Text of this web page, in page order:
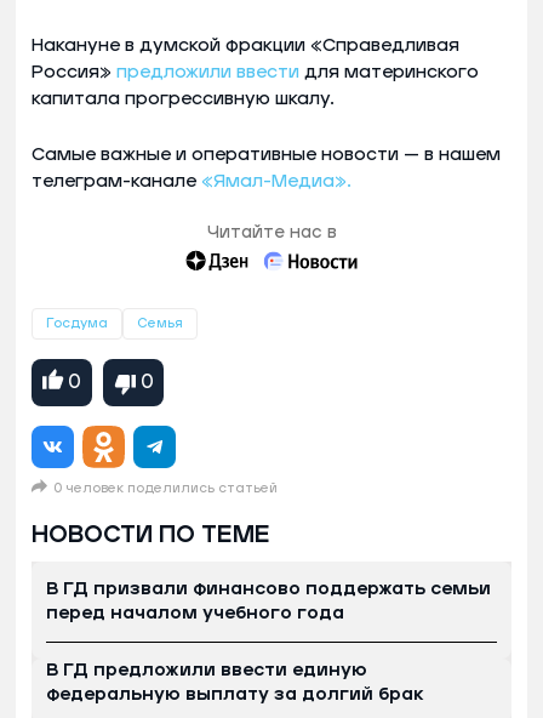
Накануне в думской фракции «Справедливая
Россия» предложили ввести для материнского
капитала прогрессивную шкалу.
Самые важные и оперативные новости — в нашем
телеграм-канале «Ямал-Медиа».
Читайте нас в
Госдума Семья
0 0
0 человек поделились статьей
НОВОСТИ ПО ТЕМЕ
В ГД призвали финансово поддержать семьи
перед началом учебного года
В ГД предложили ввести единую
федеральную выплату за долгий брак